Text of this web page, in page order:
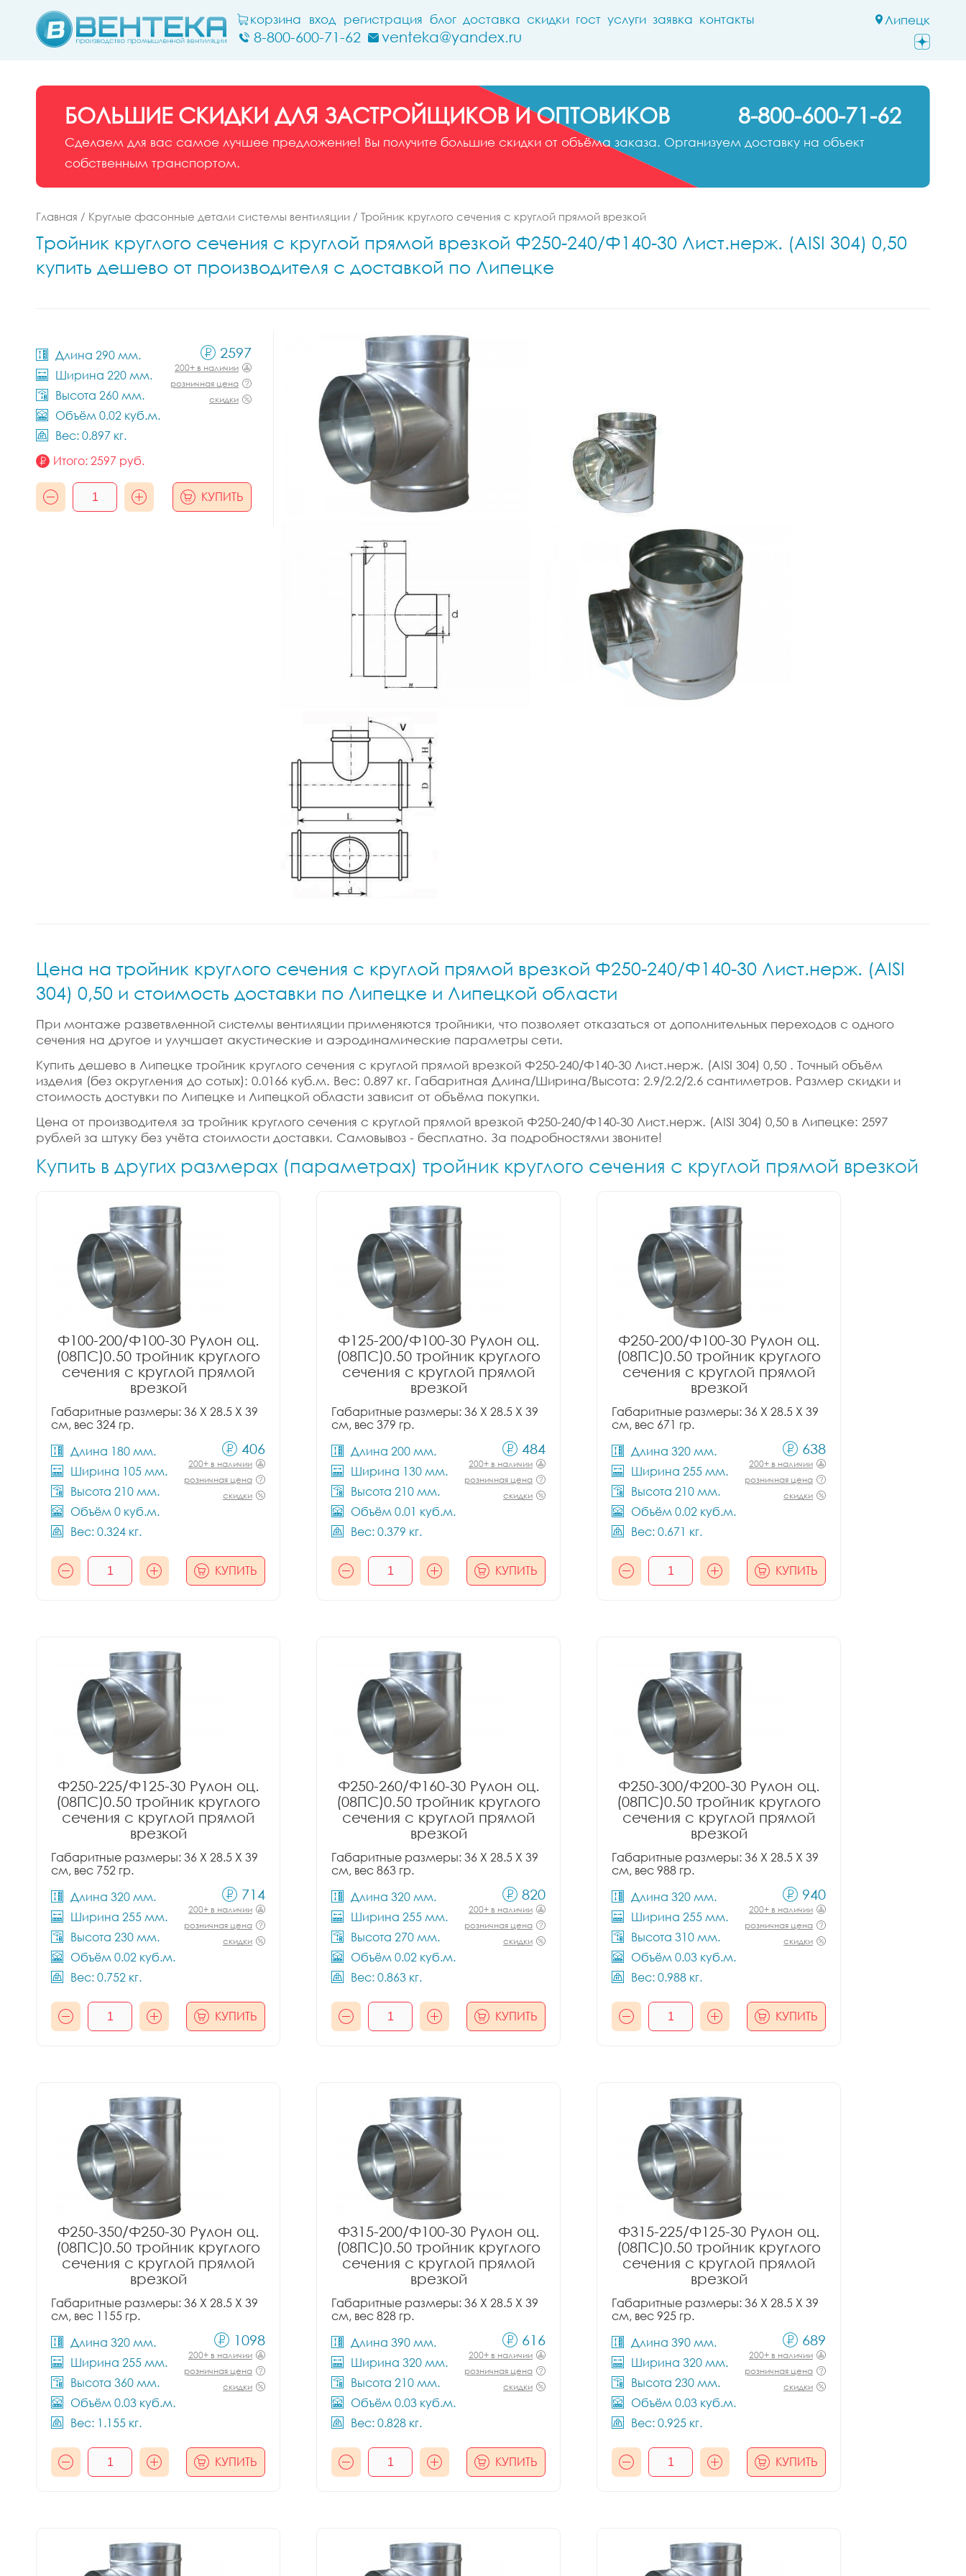
Липецк
корзина вход регистрация блог доставка скидки гост услуги заявка контакты
8-800-600-71-62 venteka@yandex.ru
БОЛЬШИЕ СКИДКИ ДЛЯ ЗАСТРОЙЩИКОВ И ОПТОВИКОВ 8-800-600-71-62
Сделаем для вас самое лучшее предложение! Вы получите большие скидки от объёма заказа. Организуем доставку на объект
собственным транспортом.
Главная / Круглые фасонные детали системы вентиляции / Тройник круглого сечения с круглой прямой врезкой
Тройник круглого сечения с круглой прямой врезкой Ф250-240/Ф140-30 Лист.нерж. (AISI 304) 0,50
купить дешево от производителя с доставкой по Липецке
Длина 290 мм.
Ширина 220 мм.
Высота 260 мм.
Объём 0.02 куб.м.
Вес: 0.897 кг.
2597
200+ в наличии
розничная цена
скидки
Итого: 2597 руб.
КУПИТЬ
Цена на тройник круглого сечения с круглой прямой врезкой Ф250-240/Ф140-30 Лист.нерж. (AISI
304) 0,50 и стоимость доставки по Липецке и Липецкой области
При монтаже разветвленной системы вентиляции применяются тройники, что позволяет отказаться от дополнительных переходов с одного
сечения на другое и улучшает акустические и аэродинамические параметры сети.
Купить дешево в Липецке тройник круглого сечения с круглой прямой врезкой Ф250-240/Ф140-30 Лист.нерж. (AISI 304) 0,50 . Точный объём
изделия (без округления до сотых): 0.0166 куб.м. Вес: 0.897 кг. Габаритная Длина/Ширина/Высота: 2.9/2.2/2.6 сантиметров. Размер скидки и
стоимость достувки по Липецке и Липецкой области зависит от объёма покупки.
Цена от производителя за тройник круглого сечения с круглой прямой врезкой Ф250-240/Ф140-30 Лист.нерж. (AISI 304) 0,50 в Липецке: 2597
рублей за штуку без учёта стоимости доставки. Самовывоз - бесплатно. За подробностями звоните!
Купить в других размерах (параметрах) тройник круглого сечения с круглой прямой врезкой
Ф100-200/Ф100-30 Рулон оц.
(08ПС)0.50 тройник круглого
сечения с круглой прямой
врезкой
Габаритные размеры: 36 X 28.5 X 39
см, вес 324 гр.
Длина 180 мм.
Ширина 105 мм.
Высота 210 мм.
Объём 0 куб.м.
Вес: 0.324 кг.
406
200+ в наличии
розничная цена
скидки
КУПИТЬ
Ф125-200/Ф100-30 Рулон оц.
(08ПС)0.50 тройник круглого
сечения с круглой прямой
врезкой
Габаритные размеры: 36 X 28.5 X 39
см, вес 379 гр.
Длина 200 мм.
Ширина 130 мм.
Высота 210 мм.
Объём 0.01 куб.м.
Вес: 0.379 кг.
484
200+ в наличии
розничная цена
скидки
КУПИТЬ
Ф250-200/Ф100-30 Рулон оц.
(08ПС)0.50 тройник круглого
сечения с круглой прямой
врезкой
Габаритные размеры: 36 X 28.5 X 39
см, вес 671 гр.
Длина 320 мм.
Ширина 255 мм.
Высота 210 мм.
Объём 0.02 куб.м.
Вес: 0.671 кг.
638
200+ в наличии
розничная цена
скидки
КУПИТЬ
Ф250-225/Ф125-30 Рулон оц.
(08ПС)0.50 тройник круглого
сечения с круглой прямой
врезкой
Габаритные размеры: 36 X 28.5 X 39
см, вес 752 гр.
Длина 320 мм.
Ширина 255 мм.
Высота 230 мм.
Объём 0.02 куб.м.
Вес: 0.752 кг.
714
200+ в наличии
розничная цена
скидки
КУПИТЬ
Ф250-260/Ф160-30 Рулон оц.
(08ПС)0.50 тройник круглого
сечения с круглой прямой
врезкой
Габаритные размеры: 36 X 28.5 X 39
см, вес 863 гр.
Длина 320 мм.
Ширина 255 мм.
Высота 270 мм.
Объём 0.02 куб.м.
Вес: 0.863 кг.
820
200+ в наличии
розничная цена
скидки
КУПИТЬ
Ф250-300/Ф200-30 Рулон оц.
(08ПС)0.50 тройник круглого
сечения с круглой прямой
врезкой
Габаритные размеры: 36 X 28.5 X 39
см, вес 988 гр.
Длина 320 мм.
Ширина 255 мм.
Высота 310 мм.
Объём 0.03 куб.м.
Вес: 0.988 кг.
940
200+ в наличии
розничная цена
скидки
КУПИТЬ
Ф250-350/Ф250-30 Рулон оц.
(08ПС)0.50 тройник круглого
сечения с круглой прямой
врезкой
Габаритные размеры: 36 X 28.5 X 39
см, вес 1155 гр.
Длина 320 мм.
Ширина 255 мм.
Высота 360 мм.
Объём 0.03 куб.м.
Вес: 1.155 кг.
1098
200+ в наличии
розничная цена
скидки
КУПИТЬ
Ф315-200/Ф100-30 Рулон оц.
(08ПС)0.50 тройник круглого
сечения с круглой прямой
врезкой
Габаритные размеры: 36 X 28.5 X 39
см, вес 828 гр.
Длина 390 мм.
Ширина 320 мм.
Высота 210 мм.
Объём 0.03 куб.м.
Вес: 0.828 кг.
616
200+ в наличии
розничная цена
скидки
КУПИТЬ
Ф315-225/Ф125-30 Рулон оц.
(08ПС)0.50 тройник круглого
сечения с круглой прямой
врезкой
Габаритные размеры: 36 X 28.5 X 39
см, вес 925 гр.
Длина 390 мм.
Ширина 320 мм.
Высота 230 мм.
Объём 0.03 куб.м.
Вес: 0.925 кг.
689
200+ в наличии
розничная цена
скидки
КУПИТЬ